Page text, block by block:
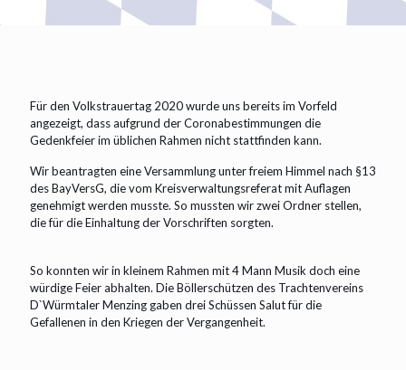
Für den Volkstrauertag 2020 wurde uns bereits im Vorfeld
angezeigt, dass aufgrund der Coronabestimmungen die
Gedenkfeier im üblichen Rahmen nicht stattfinden kann.
Wir beantragten eine Versammlung unter freiem Himmel nach §13
des BayVersG, die vom Kreisverwaltungsreferat mit Auflagen
genehmigt werden musste. So mussten wir zwei Ordner stellen,
die für die Einhaltung der Vorschriften sorgten.
So konnten wir in kleinem Rahmen mit 4 Mann Musik doch eine
würdige Feier abhalten. Die Böllerschützen des Trachtenvereins
D`Würmtaler Menzing gaben drei Schüssen Salut für die
Gefallenen in den Kriegen der Vergangenheit.